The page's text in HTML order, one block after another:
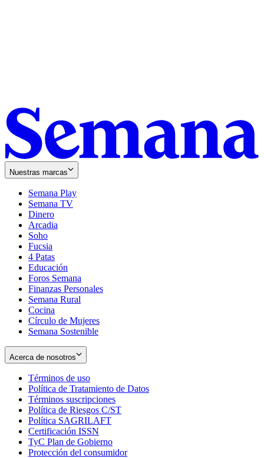
Nuestras marcas
Semana Play
Semana TV
Dinero
Arcadia
Soho
in
new
window
Fucsia
in
new
window
4 Patas
Educación
Foros Semana
Finanzas Personales
Semana Rural
Cocina
Círculo de Mujeres
Semana Sostenible
Acerca de nosotros
Términos de uso
in
new
window
Política de Tratamiento de Datos
Términos suscripciones
in
Política de Riesgos C/ST
Política SAGRILAFT
new
window
Certificación ISSN
in
new
TyC Plan de Gobierno
in
Protección del consumidorOpens